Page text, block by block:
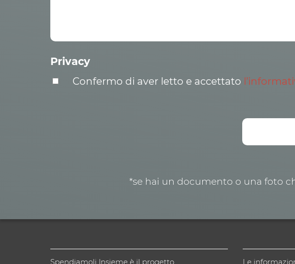
Privacy
Confermo di aver letto e accettato
*se hai un documento o una foto
Spendiamoli Insieme è il progetto Le